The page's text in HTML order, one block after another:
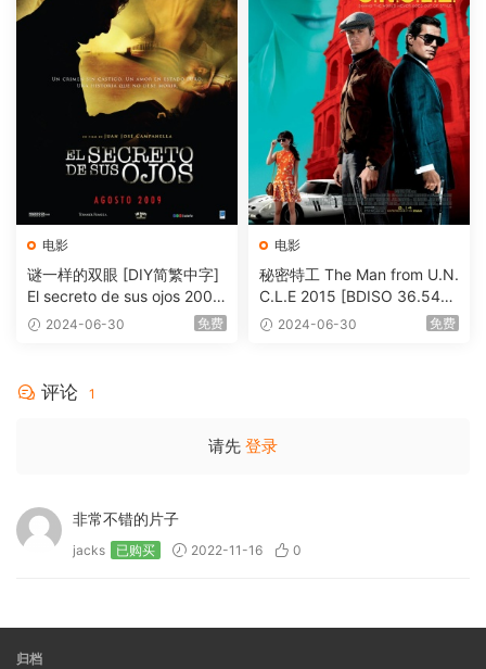
电影
谜一样的双眼 [DIY简繁中字]
El secreto de sus ojos 2009
1080p Blu-ray AVC DTS-HD
2024-06-30 免费
电影
秘密特工 The Man from U.N.
C.L.E 2015 [BDISO 36.54G
B] 2024-06-30 免费
评论 1
请先 登录
非常不错的片子
jacks 已购买 2022-11-16 0
归档